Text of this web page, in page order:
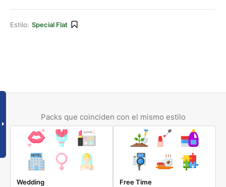
Estilo: Special Flat
Packs que coinciden con el mismo estilo
Wedding Free Time